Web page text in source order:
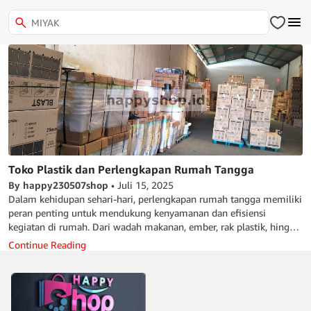
Toko Plastik dan Perlengkapan Rumah Tangga
By happy230507shop • Juli 15, 2025
Dalam kehidupan sehari-hari, perlengkapan rumah tangga memiliki
peran penting untuk mendukung kenyamanan dan efisiensi
kegiatan di rumah. Dari wadah makanan, ember, rak plastik, hingga
perlengkapan dapur—semua bisa didapatkan dengan mudah di
toko plastik dan perlengkapan rumah tangga yang terpercaya.
Toko plastik dan perlengkapan rumah tangga menawarkan berbagai
keunggulan yang tidak selalu tersedia di supermarket besar atau
Continue Reading